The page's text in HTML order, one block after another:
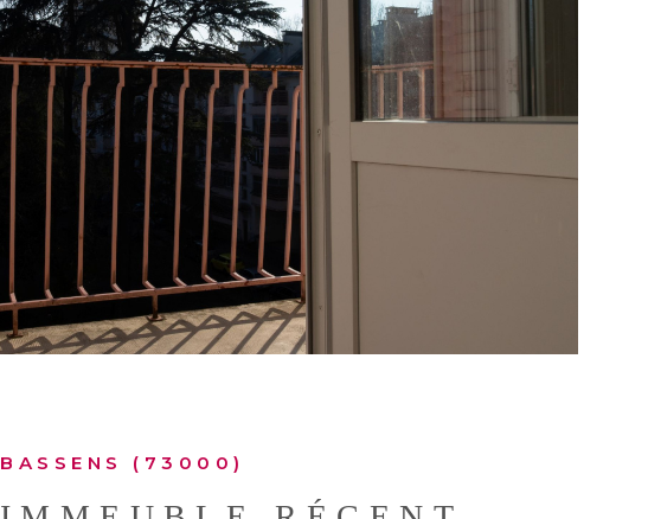
VOIR LE BIEN
BASSENS (73000)